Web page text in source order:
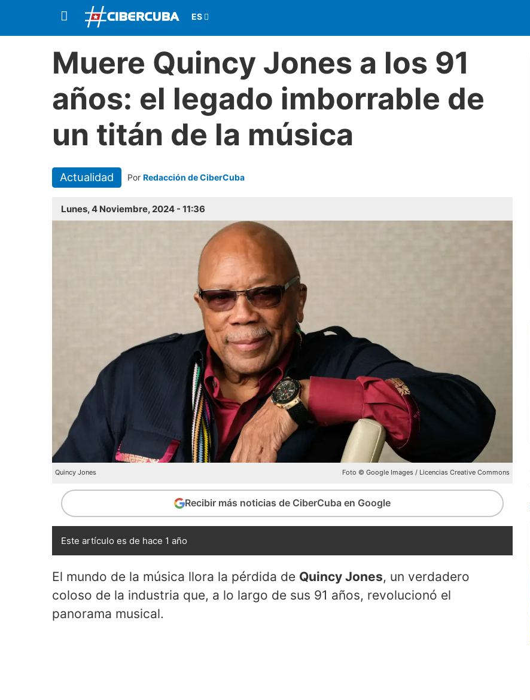
Muere Quincy Jones a los 91
años: el legado imborrable de
un titán de la música
Actualidad Por Redacción de CiberCuba
Lunes, 4 Noviembre, 2024 - 11:36
Quincy Jones Foto © Google Images / Licencias Creative Commons
Recibir más noticias de CiberCuba en Google
Este artículo es de hace 1 año
El mundo de la música llora la pérdida de Quincy Jones, un verdadero
coloso de la industria que, a lo largo de sus 91 años, revolucionó el
panorama musical.